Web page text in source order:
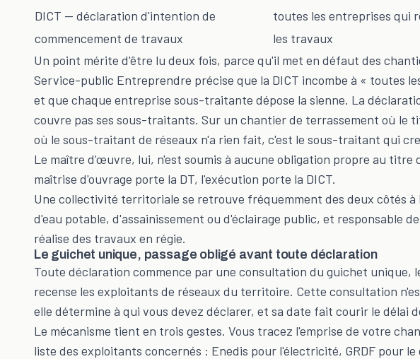
DICT — déclaration d'intention de
commencement de travaux
toutes les entreprises qui
les travaux
Un point mérite d'être lu deux fois, parce qu'il met en défaut des
Service-public Entreprendre précise que la DICT incombe à « toutes
et que chaque entreprise sous-traitante dépose la sienne. La
couvre pas ses sous-traitants. Sur un chantier de terrassement où le
où le sous-traitant de réseaux n'a rien fait, c'est le sous-traitant qui
Le maître d'œuvre, lui, n'est soumis à aucune obligation propre au titre
maîtrise d'ouvrage porte la DT, l'exécution porte la DICT.
Une collectivité territoriale se retrouve fréquemment des deux côtés à
d'eau potable, d'assainissement ou d'éclairage public, et responsable
réalise des travaux en régie.
Le guichet unique, passage obligé avant toute déclaration
Toute déclaration commence par une consultation du guichet unique,
recense les exploitants de réseaux du territoire. Cette consultation
elle détermine à qui vous devez déclarer, et sa date fait courir le délai
Le mécanisme tient en trois gestes. Vous tracez l'emprise de votre
liste des exploitants concernés : Enedis pour l'électricité, GRDF pour